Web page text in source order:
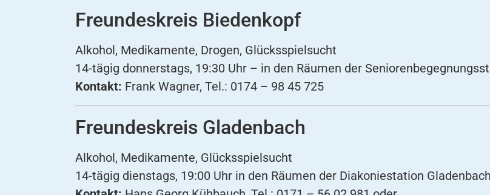
Freundeskreis Biedenkopf
Alkohol, Medikamente, Drogen, Glücksspielsucht
14-tägig donnerstags, 19:30 Uhr – in den Räumen der
Kontakt: Frank Wagner, Tel.: 0174 – 98 45 725
Freundeskreis Gladenbach
Alkohol, Medikamente, Glücksspielsucht
14-tägig dienstags, 19:00 Uhr in den Räumen der Diakoniestation